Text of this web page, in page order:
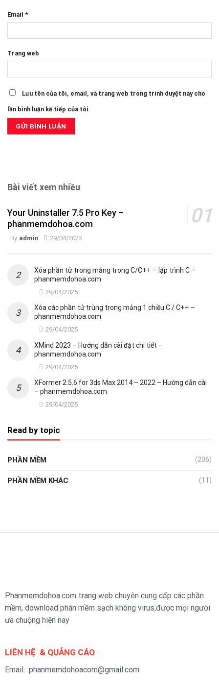
Email *
Trang web
Lưu tên của tôi, email, và trang web trong trình duyệt này cho
lần bình luận kế tiếp của tôi.
Bài viết xem nhiều
Your Uninstaller 7.5 Pro Key –
phanmemdohoa.com
By admin 29/04/2025
Xóa phần tử trong mảng trong C/C++ – lập trình C –
phanmemdohoa.com
29/04/2025
Xóa các phần tử trùng trong mảng 1 chiều C / C++ –
phanmemdohoa.com
29/04/2025
XMind 2023 – Hướng dẫn cài đặt chi tiết –
phanmemdohoa.com
29/04/2025
XFormer 2.5.6 for 3ds Max 2014 – 2022 – Hướng dẫn cài
– phanmemdohoa.com
29/04/2025
Read by topic
PHẦN MỀM (206)
PHẦN MỀM KHÁC (11)
Phanmemdohoa.com trang web chuyên cung cấp các phần
mềm, download phân mềm sạch không virus,được mọi người
ưa chuộng hiện nay
LIÊN HỆ & QUẢNG CÁO
Email: phanmemdohoacom@gmail.com